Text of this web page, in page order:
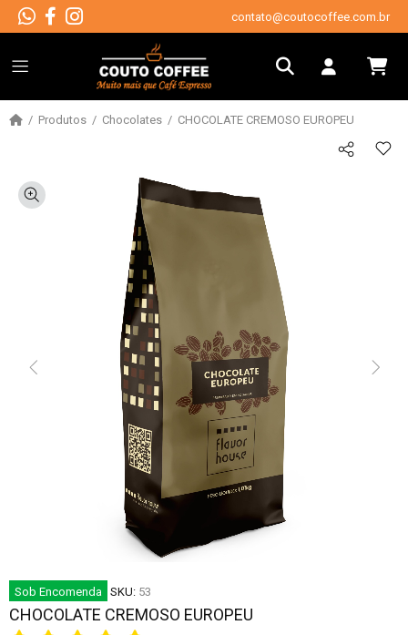
contato@coutocoffee.com.br
Produtos Chocolates CHOCOLATE CREMOSO EUROPEU
Sob Encomenda SKU: 53
CHOCOLATE CREMOSO EUROPEU